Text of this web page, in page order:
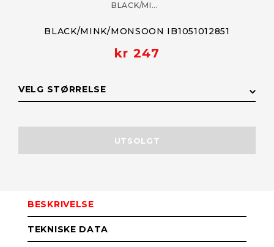
BLACK/MINK/MONSOON IB1051012851
BLACK/MINK/MONSOON IB1051012851
kr 247
VELG STØRRELSE
STØRRELSE LAGERSTATUS
42-44
UTSOLGT
BESKRIVELSE
TEKNISKE DATA